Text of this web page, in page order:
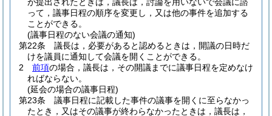
って，議事日程の順序を変更し，又は他の事件を追加する
ことができる。
(議事日程のない会議の通知)
第22条
議長は，必要があると認めるときは，開議の日時だ
けを議員に通知して会議を開くことができる。
2
前項の場合，議長は，その開議までに議事日程を定めなけ
ればならない。
(延会の場合の議事日程)
第23条
議事日程に記載した事件の議事を開くに至らなかっ
たとき，又はその議事が終わらなかったときは，議長は，